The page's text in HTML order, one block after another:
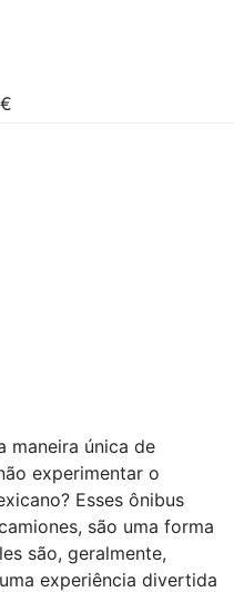
€
maneira única de
experimentar o
Esses ônibus
são uma forma
são, geralmente,
experiência divertida